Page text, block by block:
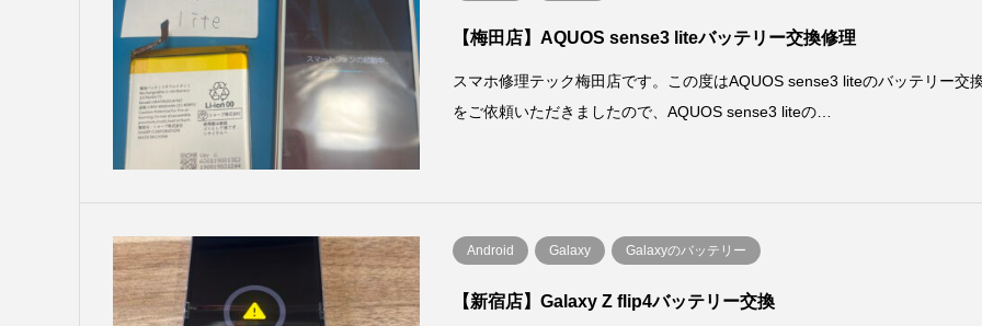
【梅田店】AQUOS sense3 liteバッテリー交換修理
スマホ修理テック梅田店です。この度はAQUOS sense3 liteのバッテリー交
をご依頼いただきましたので、AQUOS sense3 liteの…
Android Galaxy Galaxyのバッテリー
【新宿店】Galaxy Z flip4バッテリー交換